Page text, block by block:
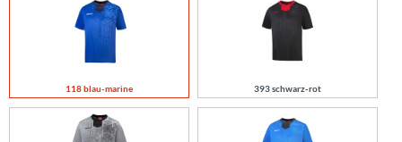
118 blau-marine 393 schwarz-rot